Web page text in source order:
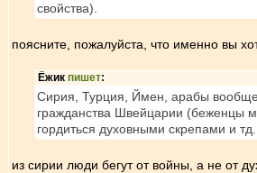
свойства).
поясните, пожалуйста, что именно вы
Ёжик пишет:
Сирия, Турция, Ймен, арабы
гражданства Швейцарии (беженцы
гордиться духовными скрепами и тд.
из сирии люди бегут от войны, а не от